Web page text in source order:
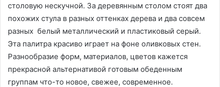
столовую нескучной. За деревянным столом стоят два
похожих стула в разных оттенках дерева и два совсем
разных белый металлический и пластиковый серый.
Эта палитра красиво играет на фоне оливковых стен.
Разнообразие форм, материалов, цветов кажется
прекрасной альтернативой готовым обеденным
группам что-то новое, свежее, современное.